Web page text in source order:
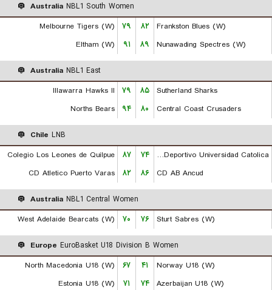
Australia NBL1 South Women
Melbourne Tigers (W)
۷۹ ۸۲
Frankston Blues (W)
Eltham (W)
۹۱ ۸۹ Nunawading Spectres (W)
Australia NBL1 East
Illawarra Hawks II
۷۹ ۸۵
Sutherland Sharks
Norths Bears
۹۴ ۸۰ Central Coast Crusaders
Chile LNB
Colegio Los Leones de Quilpue
۸۷ ۷۴
Club Deportivo Universidad Catolica
CD Atletico Puerto Varas
۸۲ ۸۶ CD AB Ancud
Australia NBL1 Central Women
West Adelaide Bearcats (W)
۷۰ ۷۶ Sturt Sabres (W)
Europe EuroBasket U18 Division B Women
North Macedonia U18 (W)
۶۷ ۴۱
Norway U18 (W)
Estonia U18 (W)
۷۱ ۷۴
Azerbaijan U18 (W)